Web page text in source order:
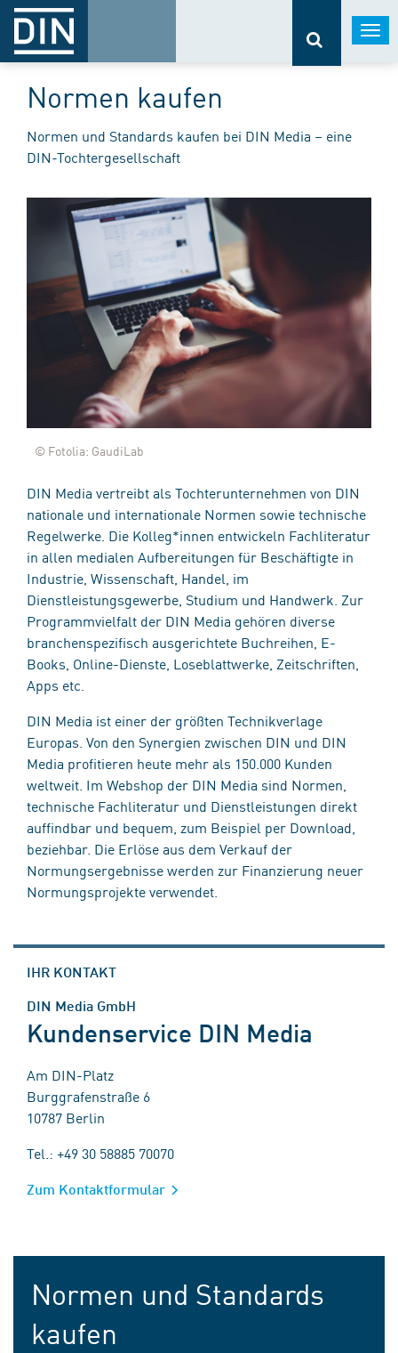
Normen kaufen
Normen und Standards kaufen bei DIN Media – eine
DIN-Tochtergesellschaft
© Fotolia: GaudiLab
DIN Media vertreibt als Tochterunternehmen von DIN
nationale und internationale Normen sowie technische
Regelwerke. Die Kolleg*innen entwickeln Fachliteratur
in allen medialen Aufbereitungen für Beschäftigte in
Industrie, Wissenschaft, Handel, im
Dienstleistungsgewerbe, Studium und Handwerk. Zur
Programmvielfalt der DIN Media gehören diverse
branchenspezifisch ausgerichtete Buchreihen, E-
Books, Online-Dienste, Loseblattwerke, Zeitschriften,
Apps etc.
DIN Media ist einer der größten Technikverlage
Europas. Von den Synergien zwischen DIN und DIN
Media profitieren heute mehr als 150.000 Kunden
weltweit. Im Webshop der DIN Media sind Normen,
technische Fachliteratur und Dienstleistungen direkt
auffindbar und bequem, zum Beispiel per Download,
beziehbar. Die Erlöse aus dem Verkauf der
Normungsergebnisse werden zur Finanzierung neuer
Normungsprojekte verwendet.
IHR KONTAKT
DIN Media GmbH
Kundenservice DIN Media
Am DIN-Platz
Burggrafenstraße 6
10787 Berlin
Tel.: +49 30 58885 70070
Zum Kontaktformular
Normen und Standards
kaufen